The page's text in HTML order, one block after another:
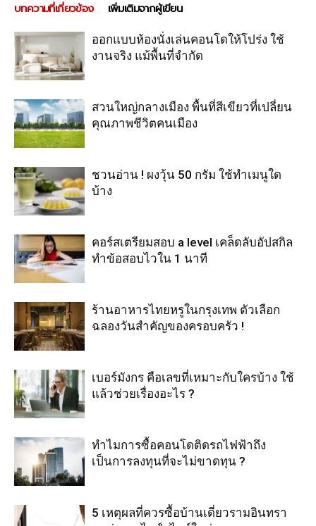
บทความที่เกี่ยวข้อง เพิ่มเติมจากผู้เขียน
ออกแบบห้องนั่งเล่นคอนโดให้โปร่ง ใช้
งานจริง แม้พื้นที่จำกัด
สวนใหญ่กลางเมือง พื้นที่สีเขียวที่เปลี่ยน
คุณภาพชีวิตคนเมือง
ชวนอ่าน ! ผงวุ้น 50 กรัม ใช้ทำเมนูใด
บ้าง
คอร์สเตรียมสอบ a level เคล็ดลับอัปสกิล
ทำข้อสอบไวใน 1 นาที
ร้านอาหารไทยหรูในกรุงเทพ ตัวเลือก
ฉลองวันสำคัญของครอบครัว !
เบอร์มังกร คือเลขที่เหมาะกับใครบ้าง ใช้
แล้วช่วยเรื่องอะไร ?
ทำไมการซื้อคอนโดติดรถไฟฟ้าถึง
เป็นการลงทุนที่จะไม่ขาดทุน ?
5 เหตุผลที่ควรซื้อบ้านเดี่ยวรามอินทรา